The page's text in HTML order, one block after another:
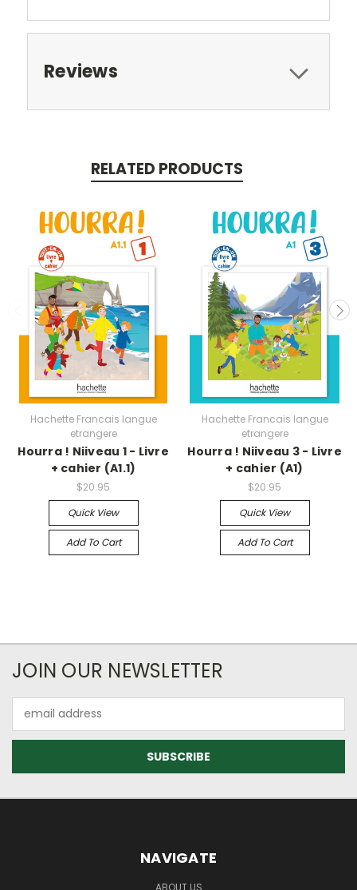
Reviews
RELATED PRODUCTS
Hachette Francais langue
etrangere
Hourra ! Niiveau 1 - Livre
+ cahier (A1.1)
$20.95
Quick View
Add To Cart
Hachette Francais langue
etrangere
Hourra ! Niiveau 3 - Livre
+ cahier (A1)
$20.95
Quick View
Add To Cart
JOIN OUR NEWSLETTER
Address
NAVIGATE
ABOUT US